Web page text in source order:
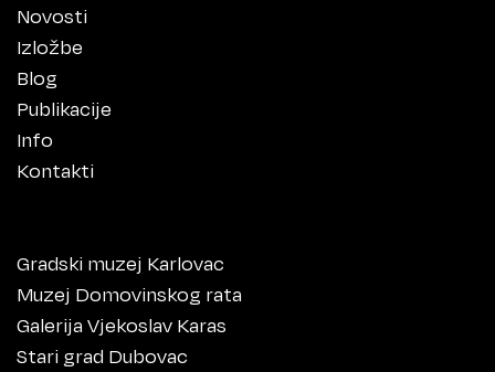
Novosti
Izložbe
Blog
Publikacije
Info
Kontakti
Gradski muzej Karlovac
Muzej Domovinskog rata
Galerija Vjekoslav Karas
Stari grad Dubovac